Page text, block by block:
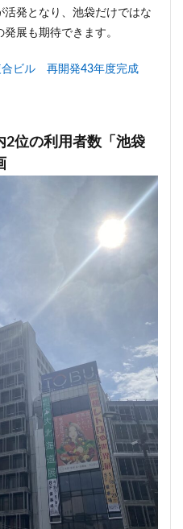
発となり、池袋だけではな
展も期待できます。
合ビル 再開発43年度完成
2位の利用者数「池袋